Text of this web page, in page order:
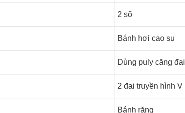
2 số
Bánh hơi cao su
Dùng puly căng đai
2 đai truyền hình V
Bánh răng